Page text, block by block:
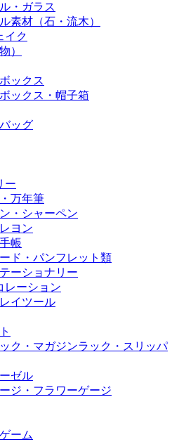
・ガラス
素材（石・流木）
イク
）
ックス
ックス・帽子箱
ッグ
ー
万年筆
・シャーペン
ヨン
帳
ド・パンフレット類
ーショナリー
レーション
イツール
ク・マガジンラック・スリッパ
ゼル
ジ・フラワーゲージ
ーム